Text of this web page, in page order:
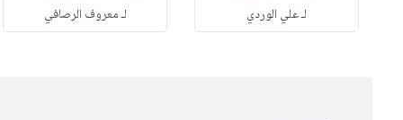
لـ علي الوردي
لـ معروف الرصافي